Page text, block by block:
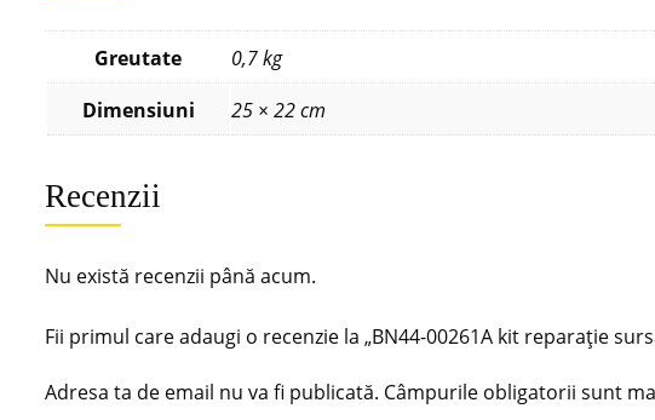
Greutate
0,7 kg
Dimensiuni
25 × 22 cm
Recenzii
Nu există recenzii până acum.
Fii primul care adaugi o recenzie la „BN44-00261A kit reparație
Adresa ta de email nu va fi publicată. Câmpurile obligatorii sunt